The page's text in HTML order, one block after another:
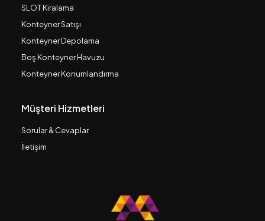
SLOT Kiralama
Konteyner Satışı
Konteyner Depolama
Boş Konteyner Havuzu
Konteyner Konumlandırma
Müşteri Hizmetleri
Sorular & Cevaplar
İletişim